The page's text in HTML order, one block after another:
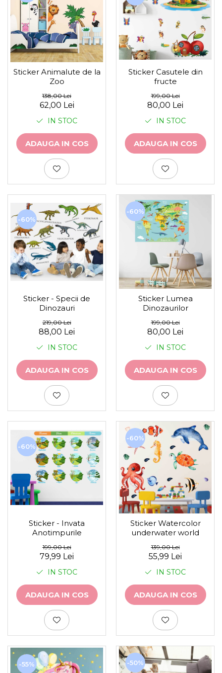
Sticker Animalute de la
Zoo
138,00 Lei
62,00 Lei
IN STOC
ADAUGA IN COS
Sticker Casutele din
fructe
199,00 Lei
80,00 Lei
IN STOC
ADAUGA IN COS
-60%
Sticker - Specii de
Dinozauri
219,00 Lei
88,00 Lei
IN STOC
ADAUGA IN COS
-60%
Sticker Lumea
Dinozaurilor
199,00 Lei
80,00 Lei
IN STOC
ADAUGA IN COS
-60%
Sticker - Invata
Anotimpurile
199,00 Lei
79,99 Lei
IN STOC
ADAUGA IN COS
-60%
Sticker Watercolor
underwater world
139,00 Lei
55,99 Lei
IN STOC
ADAUGA IN COS
-55% -50%